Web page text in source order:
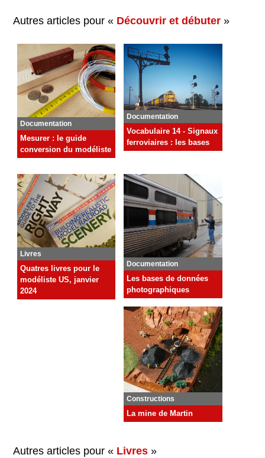
Autres articles pour « Découvrir et débuter »
Documentation
Mesurer : le guide
conversion du modéliste
Documentation
Vocabulaire 14 - Signaux
ferroviaires : les bases
Livres
Quatres livres pour le
modéliste US, janvier
2024
Documentation
Les bases de données
photographiques
Constructions
La mine de Martin
Autres articles pour « Livres »